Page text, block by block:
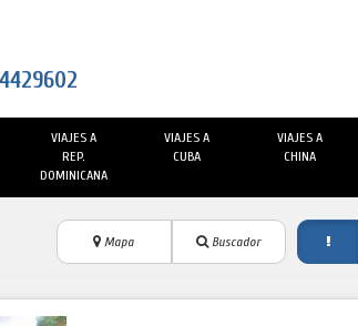
VIAJES A
REP.
DOMINICANA
VIAJES A
CUBA
VIAJES A
CHINA
Mapa Buscador